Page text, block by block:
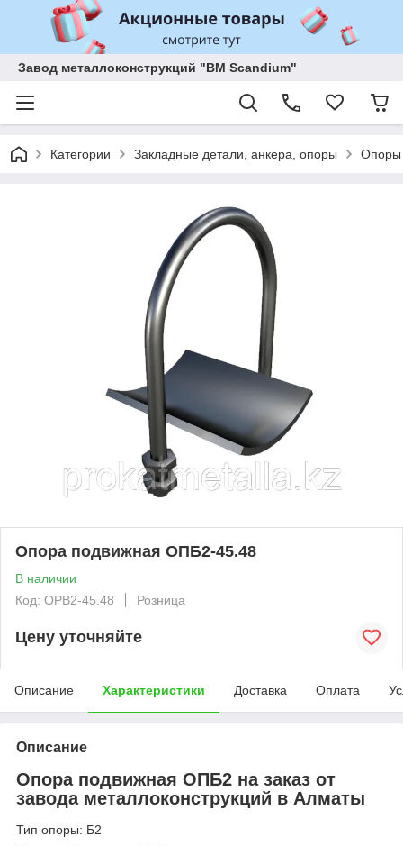
Завод металлоконструкций "BM Scandium"
Категории Закладные детали, анкера, опоры Опоры
Опора подвижная ОПБ2-45.48
В наличии
Код: OPB2-45.48
Розница
Цену уточняйте
Описание Характеристики Доставка Оплата
Описание
Опора подвижная ОПБ2 на заказ от
завода металлоконструкций в Алматы
Тип опоры: Б2